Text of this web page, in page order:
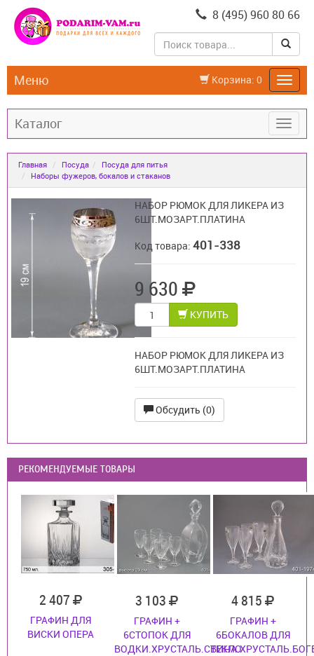
8 (495) 960 80 66
Корзина: 0
Меню
Каталог
Главная Посуда
Посуда для питья
Наборы фужеров, бокалов и стаканов
НАБОР РЮМОК ДЛЯ ЛИКЕРА ИЗ
6ШТ.МОЗАРТ.ПЛАТИНА
Код товара:401-338
9 630
КУПИТЬ
НАБОР РЮМОК ДЛЯ ЛИКЕРА ИЗ
6ШТ.МОЗАРТ.ПЛАТИНА
Обсудить (0)
РЕКОМЕНДУЕМЫЕ ТОВАРЫ
2 407
ГРАФИН ДЛЯ
ВИСКИ ОПЕРА
3 103
ГРАФИН +
6СТОПОК ДЛЯ
ВОДКИ.ХРУСТАЛЬ.СТЕКЛО
4 815
ГРАФИН +
6БОКАЛОВ ДЛЯ